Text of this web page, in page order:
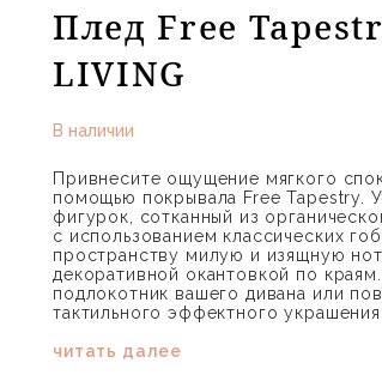
Плед Free
LIVING
В наличии
Привнесите ощущение мягкого
помощью покрывала Free Tapestry.
фигурок, сотканный из
с использованием классических
пространству милую и изящную
декоративной окантовкой по
подлокотник вашего дивана или
тактильного эффектного украшения.
читать далее